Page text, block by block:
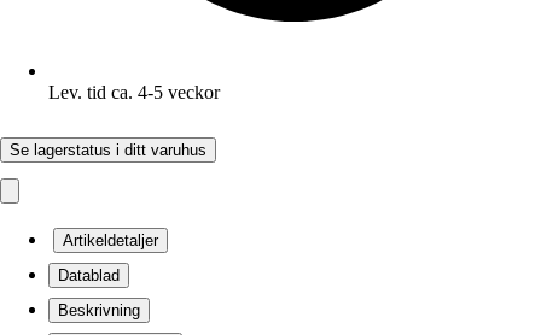
Lev. tid ca. 4-5 veckor
Se lagerstatus i ditt varuhus
Artikeldetaljer
Datablad
Beskrivning